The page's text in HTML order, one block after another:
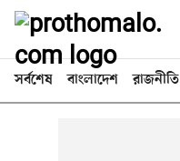
সর্বশেষ বাংলাদেশ রাজনীতি